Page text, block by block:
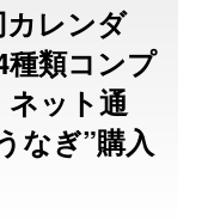
カレンダ
種類コンプ
ネット通
なぎ”購入